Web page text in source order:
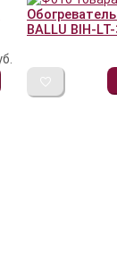
BALLU BIH-